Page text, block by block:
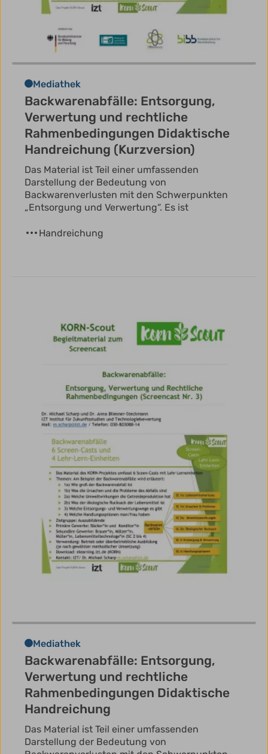
Mediathek
Backwarenabfälle: Entsorgung,
Verwertung und rechtliche
Rahmenbedingungen Didaktische
Handreichung (Kurzversion)
Das Material ist Teil einer umfassenden
Darstellung der Bedeutung von
Backwarenverlusten mit den Schwerpunkten
„Entsorgung und Verwertung“. Es ist
Handreichung
Mediathek
Backwarenabfälle: Entsorgung,
Verwertung und rechtliche
Rahmenbedingungen Didaktische
Handreichung
Das Material ist Teil einer umfassenden
Darstellung der Bedeutung von